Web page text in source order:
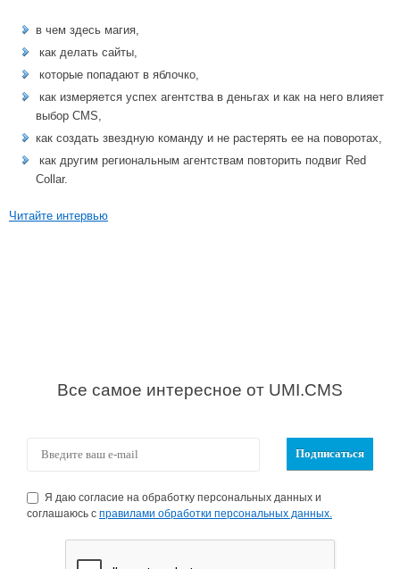
в чем здесь магия,
как делать сайты,
которые попадают в яблочко,
как измеряется успех агентства в деньгах и как на него влияет
выбор CMS,
как создать звездную команду и не растерять ее на поворотах,
как другим региональным агентствам повторить подвиг Red
Collar.
Читайте интервью
Все самое интересное от UMI.CMS
Я даю согласие на обработку персональных данных и
соглашаюсь с правилами обработки персональных данных.